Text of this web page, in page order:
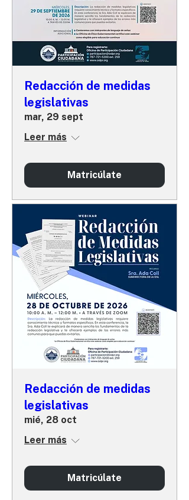
Redacción de medidas
legislativas
mar, 29 sept
Leer más
Matricúlate
Redacción de medidas
legislativas
mié, 28 oct
Leer más
Matricúlate